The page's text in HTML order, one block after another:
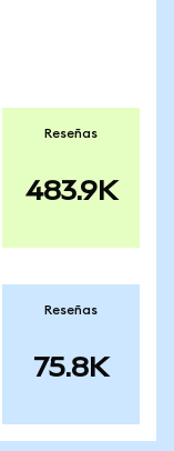
Reseñas
483.9K
Reseñas
75.8K